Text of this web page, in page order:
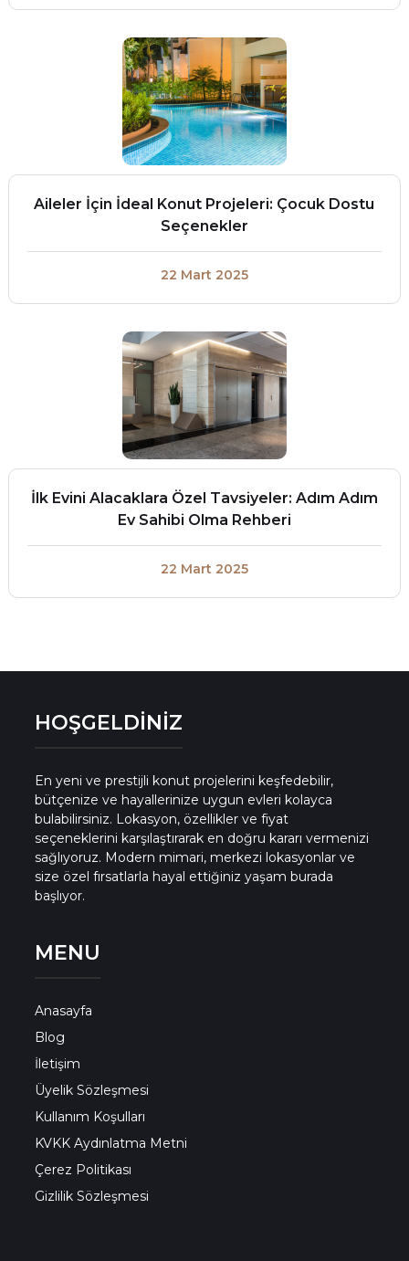
Aileler İçin İdeal Konut Projeleri: Çocuk Dostu
Seçenekler
22 Mart 2025
İlk Evini Alacaklara Özel Tavsiyeler: Adım Adım
Ev Sahibi Olma Rehberi
22 Mart 2025
HOŞGELDİNİZ
En yeni ve prestijli konut projelerini keşfedebilir,
bütçenize ve hayallerinize uygun evleri kolayca
bulabilirsiniz. Lokasyon, özellikler ve fiyat
seçeneklerini karşılaştırarak en doğru kararı vermenizi
sağlıyoruz. Modern mimari, merkezi lokasyonlar ve
size özel fırsatlarla hayal ettiğiniz yaşam burada
başlıyor.
MENU
Anasayfa
Blog
İletişim
Üyelik Sözleşmesi
Kullanım Koşulları
KVKK Aydınlatma Metni
Çerez Politikası
Gizlilik Sözleşmesi